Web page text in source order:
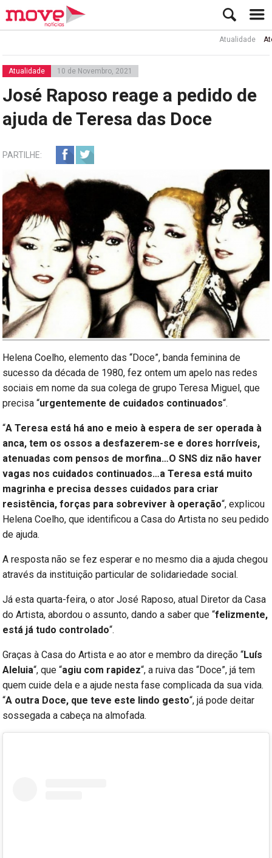
Atualidade Ator
Atualidade 10 de Novembro, 2021
José Raposo reage a pedido de
ajuda de Teresa das Doce
PARTILHE:
Helena Coelho, elemento das “Doce”, banda feminina de
sucesso da década de 1980, fez ontem um apelo nas redes
sociais em nome da sua colega de grupo Teresa Miguel, que
precisa “urgentemente de cuidados continuados“.
“A Teresa está há ano e meio à espera de ser operada à
anca, tem os ossos a desfazerem-se e dores horríveis,
atenuadas com pensos de morfina…O SNS diz não haver
vagas nos cuidados continuados…a Teresa está muito
magrinha e precisa desses cuidados para criar
resistência, forças para sobreviver à operação“, explicou
Helena Coelho, que identificou a Casa do Artista no seu pedido
de ajuda.
A resposta não se fez esperar e no mesmo dia a ajuda chegou
através da instituição particular de solidariedade social.
Já esta quarta-feira, o ator José Raposo, atual Diretor da Casa
do Artista, abordou o assunto, dando a saber que “felizmente,
está já tudo controlado“.
Graças à Casa do Artista e ao ator e membro da direção “Luís
Aleluia“, que “agiu com rapidez“, a ruiva das “Doce”, já tem
quem cuide dela e a ajude nesta fase complicada da sua vida.
“A outra Doce, que teve este lindo gesto“, já pode deitar
sossegada a cabeça na almofada.